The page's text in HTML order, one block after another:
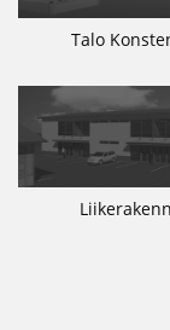
Talo